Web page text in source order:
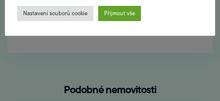
Podobné nemovitosti
Nastavení souborů cookie Přijmout vše